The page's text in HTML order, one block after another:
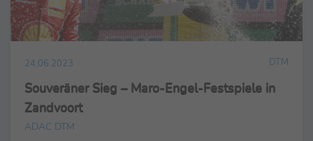
24.06.2023 DTM
Souveräner Sieg – Maro-Engel-Festspiele in
Zandvoort
ADAC DTM